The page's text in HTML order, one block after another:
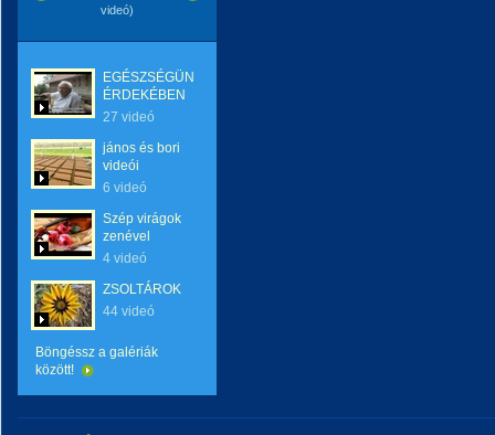
videó)
EGÉSZSÉGÜNK
ÉRDEKÉBEN
27 videó
jános és bori
videói
6 videó
Szép virágok
zenével
4 videó
ZSOLTÁROK
44 videó
Böngéssz a galériák
között!